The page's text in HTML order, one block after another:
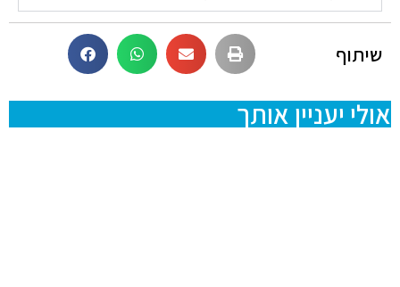
שיתוף
אולי יעניין אותך